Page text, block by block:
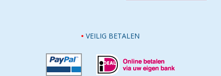
VEILIG BETALEN